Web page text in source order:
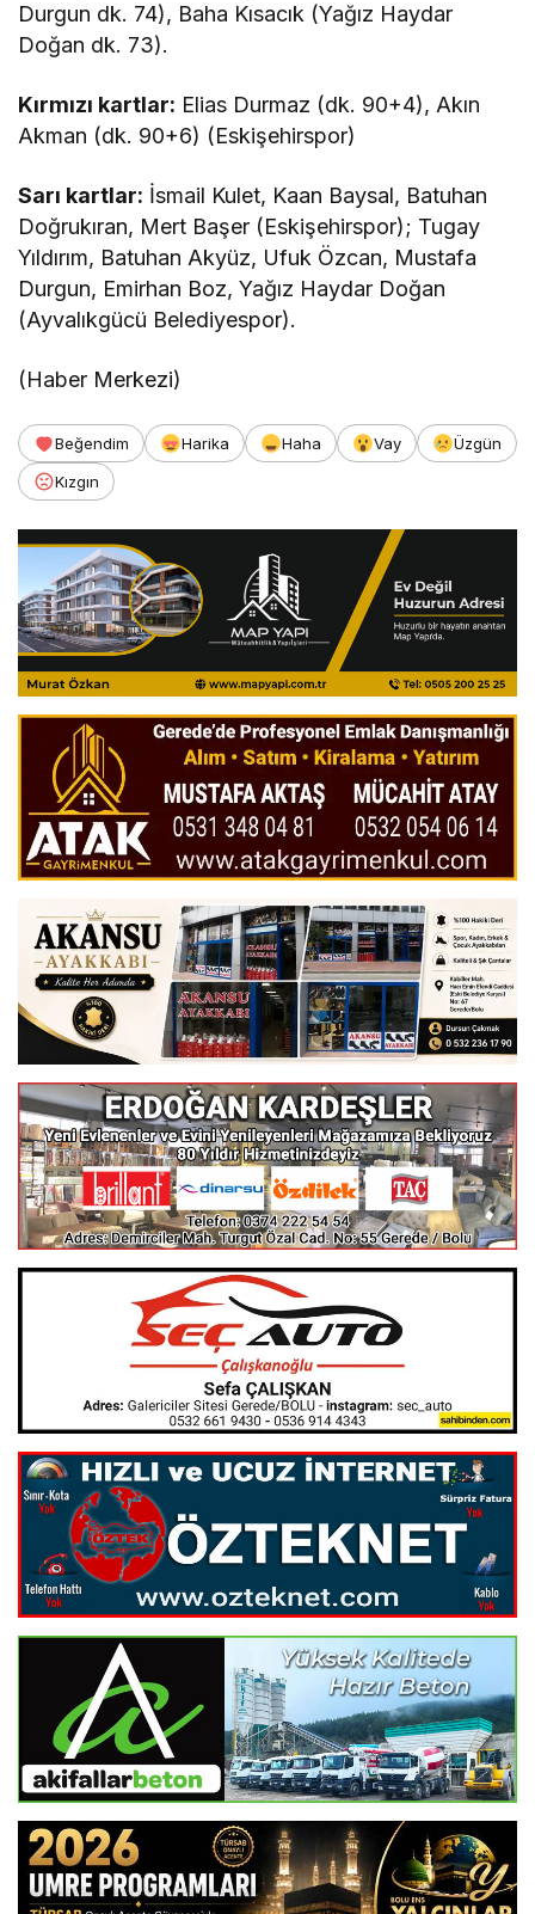
Durgun dk. 74), Baha Kısacık (Yağız Haydar
Doğan dk. 73).
Kırmızı kartlar: Elias Durmaz (dk. 90+4), Akın
Akman (dk. 90+6) (Eskişehirspor)
Sarı kartlar: İsmail Kulet, Kaan Baysal, Batuhan
Doğrukıran, Mert Başer (Eskişehirspor); Tugay
Yıldırım, Batuhan Akyüz, Ufuk Özcan, Mustafa
Durgun, Emirhan Boz, Yağız Haydar Doğan
(Ayvalıkgücü Belediyespor).
(Haber Merkezi)
Beğendim Harika Haha Vay
Üzgün
Kızgın